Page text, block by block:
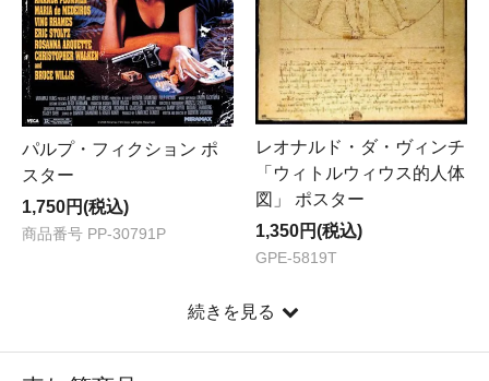
パルプ・フィクション ポ
スター
1,750円(税込)
商品番号 PP-30791P
レオナルド・ダ・ヴィンチ
「ウィトルウィウス的人体
図」 ポスター
1,350円(税込)
GPE-5819T
続きを見る